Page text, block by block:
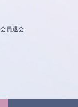
会員退会